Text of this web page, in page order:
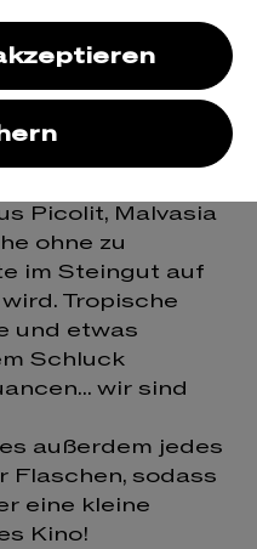
zu den
etwas mehr
Picolit, Malvasia
ohne zu
im Steingut auf
Tropische
und etwas
Schluck
wir sind
außerdem jedes
Flaschen, sodass
eine kleine
Kino!